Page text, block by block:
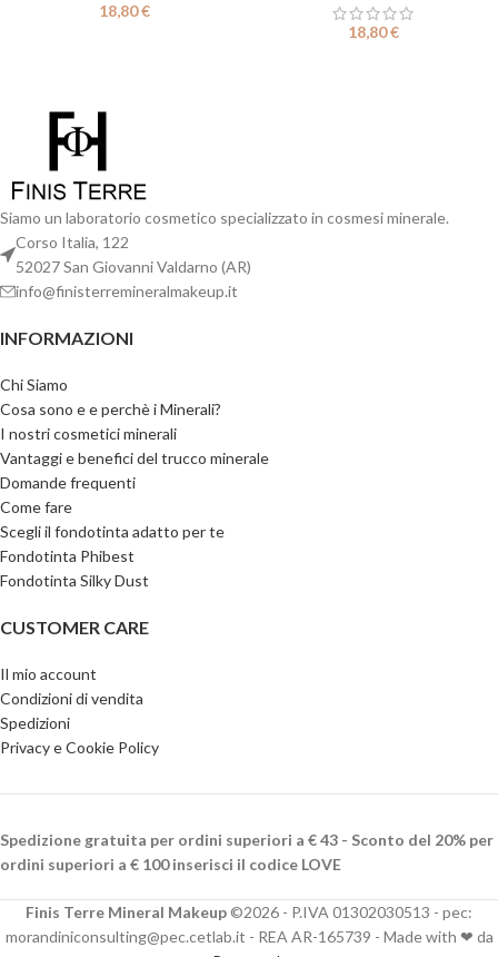
18,80€
18,80€
Siamo un laboratorio cosmetico specializzato in cosmesi minerale.
Corso Italia, 122
52027 San Giovanni Valdarno (AR)
info@finisterremineralmakeup.it
INFORMAZIONI
Chi Siamo
Cosa sono e e perchè i Minerali?
I nostri cosmetici minerali
Vantaggi e benefici del trucco minerale
Domande frequenti
Come fare
Scegli il fondotinta adatto per te
Fondotinta Phibest
Fondotinta Silky Dust
CUSTOMER CARE
Il mio account
Condizioni di vendita
Spedizioni
Privacy e Cookie Policy
Spedizione gratuita per ordini superiori a € 43 - Sconto del 20% per
ordini superiori a € 100 inserisci il codice LOVE
Finis Terre Mineral Makeup ©2026 - P.IVA 01302030513 - pec:
morandiniconsulting@pec.cetlab.it - REA AR-165739 - Made with ❤ da